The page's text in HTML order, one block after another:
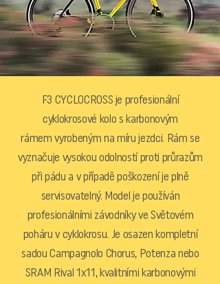
F3 CYCLOCROSS je profesionální
cyklokrosové kolo s karbonovým
rámem vyrobeným na míru jezdci. Rám se
vyznačuje vysokou odolností proti průrazům
při pádu a v případě poškození je plně
servisovatelný. Model je používán
profesionálními závodníky ve Světovém
poháru v cyklokrosu. Je osazen kompletní
sadou Campagnolo Chorus, Potenza nebo
SRAM Rival 1x11, kvalitními karbonovými